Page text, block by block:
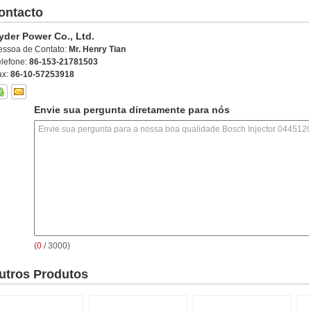
Power Co., Ltd.
de Contato: Mr. Henry Tian
86-153-21781503
86-10-57253918
Envie sua pergunta diretamente para nós
(0 / 3000)
Produtos